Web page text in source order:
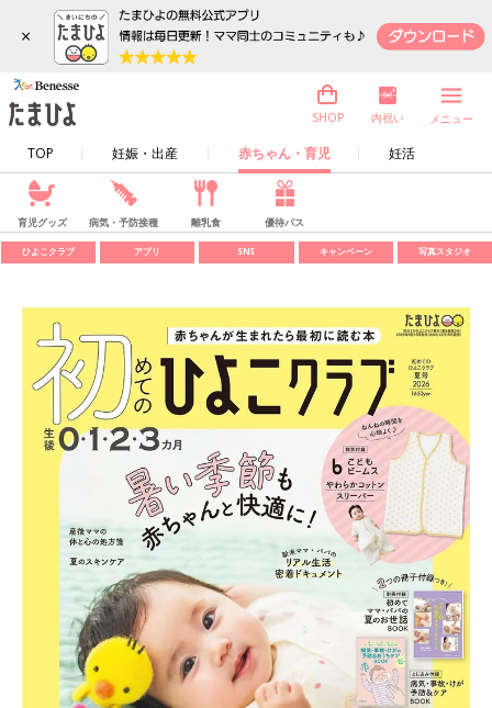
×
TOP 妊娠・出産 赤ちゃん・育児 妊活
SHOP 内祝い メニュー
育児グッズ 病気・予防接種 離乳食 優待パス
ひよこクラブ アプリ SNS キャンペーン 写真スタジオ